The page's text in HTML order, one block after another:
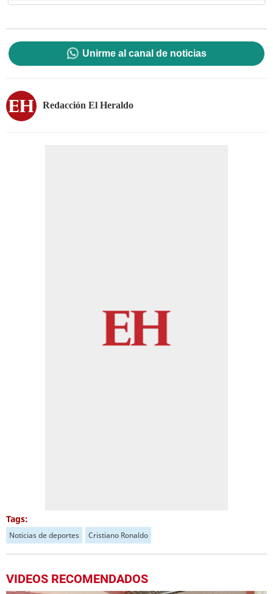
Unirme al canal de noticias
Redacción El Heraldo
Tags:
Noticias de deportes Cristiano Ronaldo
VIDEOS RECOMENDADOS